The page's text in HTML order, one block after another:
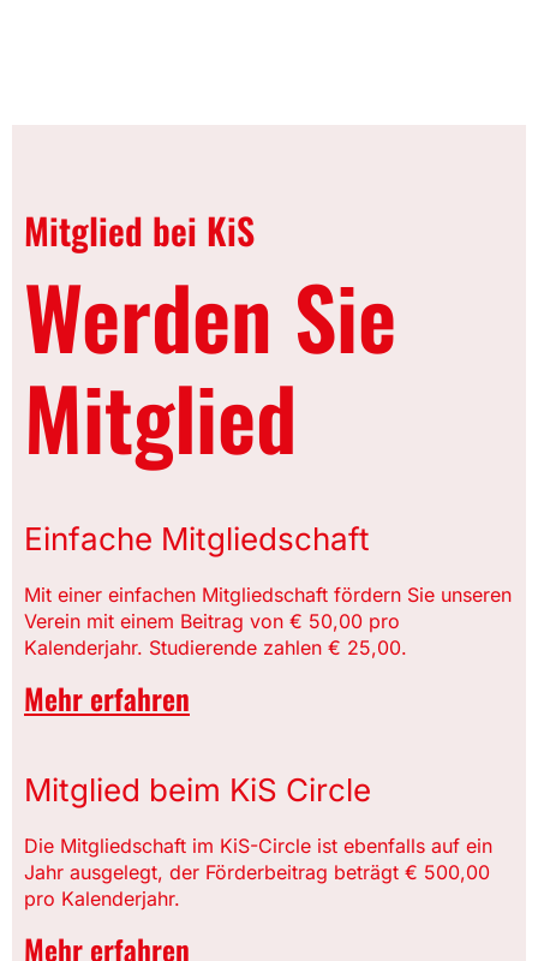
Mitglied bei KiS
Werden Sie
Mitglied
Einfache Mitgliedschaft
Mit einer einfachen Mitgliedschaft fördern Sie unseren
Verein mit einem Beitrag von € 50,00 pro
Kalenderjahr. Studierende zahlen € 25,00.
Mehr erfahren
Mitglied beim KiS Circle
Die Mitgliedschaft im KiS-Circle ist ebenfalls auf ein
Jahr ausgelegt, der Förderbeitrag beträgt € 500,00
pro Kalenderjahr.
Mehr erfahren